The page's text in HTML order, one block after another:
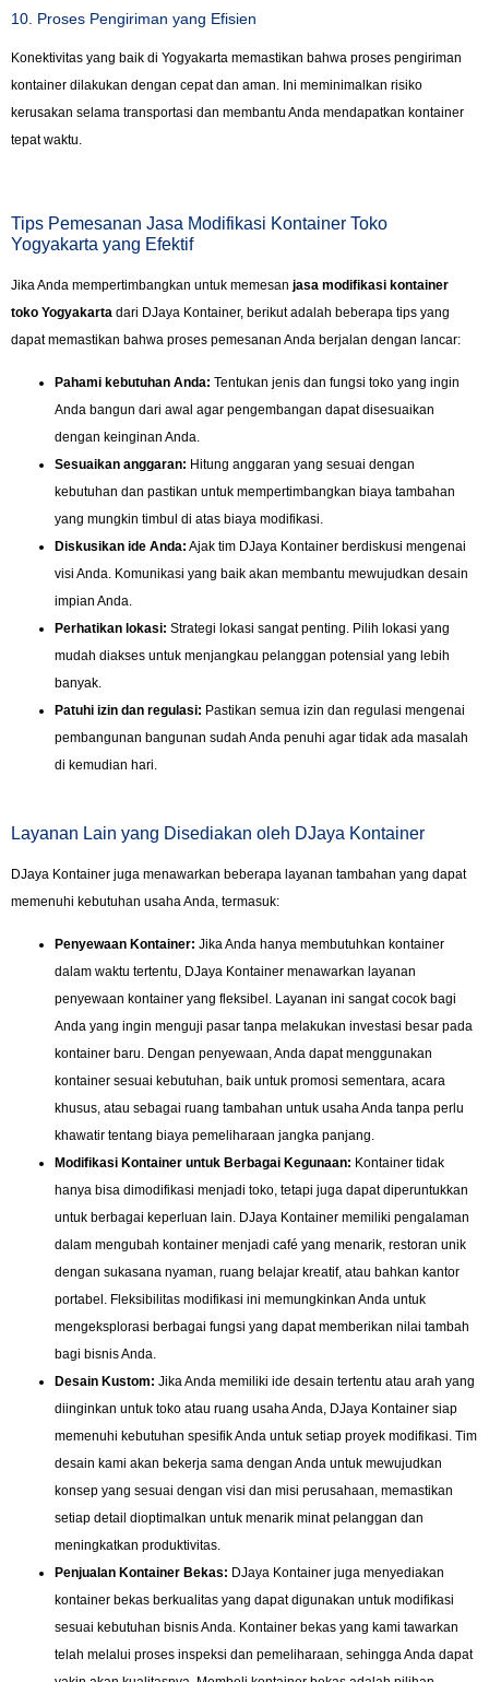
10. Proses Pengiriman yang Efisien
Konektivitas yang baik di Yogyakarta memastikan bahwa proses pengiriman
kontainer dilakukan dengan cepat dan aman. Ini meminimalkan risiko
kerusakan selama transportasi dan membantu Anda mendapatkan kontainer
tepat waktu.
Tips Pemesanan Jasa Modifikasi Kontainer Toko
Yogyakarta yang Efektif
Jika Anda mempertimbangkan untuk memesan jasa modifikasi kontainer
toko Yogyakarta dari DJaya Kontainer, berikut adalah beberapa tips yang
dapat memastikan bahwa proses pemesanan Anda berjalan dengan lancar:
Pahami kebutuhan Anda: Tentukan jenis dan fungsi toko yang ingin
Anda bangun dari awal agar pengembangan dapat disesuaikan
dengan keinginan Anda.
Sesuaikan anggaran: Hitung anggaran yang sesuai dengan
kebutuhan dan pastikan untuk mempertimbangkan biaya tambahan
yang mungkin timbul di atas biaya modifikasi.
Diskusikan ide Anda: Ajak tim DJaya Kontainer berdiskusi mengenai
visi Anda. Komunikasi yang baik akan membantu mewujudkan desain
impian Anda.
Perhatikan lokasi: Strategi lokasi sangat penting. Pilih lokasi yang
mudah diakses untuk menjangkau pelanggan potensial yang lebih
banyak.
Patuhi izin dan regulasi: Pastikan semua izin dan regulasi mengenai
pembangunan bangunan sudah Anda penuhi agar tidak ada masalah
di kemudian hari.
Layanan Lain yang Disediakan oleh DJaya Kontainer
DJaya Kontainer juga menawarkan beberapa layanan tambahan yang dapat
memenuhi kebutuhan usaha Anda, termasuk:
Penyewaan Kontainer: Jika Anda hanya membutuhkan kontainer
dalam waktu tertentu, DJaya Kontainer menawarkan layanan
penyewaan kontainer yang fleksibel. Layanan ini sangat cocok bagi
Anda yang ingin menguji pasar tanpa melakukan investasi besar pada
kontainer baru. Dengan penyewaan, Anda dapat menggunakan
kontainer sesuai kebutuhan, baik untuk promosi sementara, acara
khusus, atau sebagai ruang tambahan untuk usaha Anda tanpa perlu
khawatir tentang biaya pemeliharaan jangka panjang.
Modifikasi Kontainer untuk Berbagai Kegunaan: Kontainer tidak
hanya bisa dimodifikasi menjadi toko, tetapi juga dapat diperuntukkan
untuk berbagai keperluan lain. DJaya Kontainer memiliki pengalaman
dalam mengubah kontainer menjadi café yang menarik, restoran unik
dengan sukasana nyaman, ruang belajar kreatif, atau bahkan kantor
portabel. Fleksibilitas modifikasi ini memungkinkan Anda untuk
mengeksplorasi berbagai fungsi yang dapat memberikan nilai tambah
bagi bisnis Anda.
Desain Kustom: Jika Anda memiliki ide desain tertentu atau arah yang
diinginkan untuk toko atau ruang usaha Anda, DJaya Kontainer siap
memenuhi kebutuhan spesifik Anda untuk setiap proyek modifikasi. Tim
desain kami akan bekerja sama dengan Anda untuk mewujudkan
konsep yang sesuai dengan visi dan misi perusahaan, memastikan
setiap detail dioptimalkan untuk menarik minat pelanggan dan
meningkatkan produktivitas.
Penjualan Kontainer Bekas: DJaya Kontainer juga menyediakan
kontainer bekas berkualitas yang dapat digunakan untuk modifikasi
sesuai kebutuhan bisnis Anda. Kontainer bekas yang kami tawarkan
telah melalui proses inspeksi dan pemeliharaan, sehingga Anda dapat